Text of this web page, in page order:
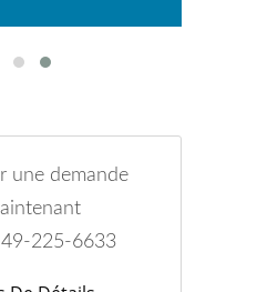
une demande
225-6633